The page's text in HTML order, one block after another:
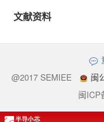
文献资料
@2017 SEMIEE
闽
闽ICP